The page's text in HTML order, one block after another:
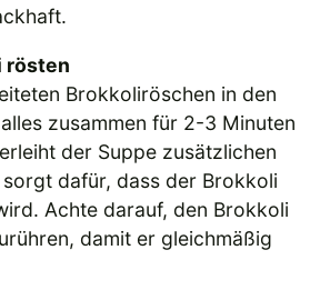
rösten
Brokkoliröschen in den
zusammen für 2-3 Minuten
der Suppe zusätzlichen
dafür, dass der Brokkoli
Achte darauf, den Brokkoli
damit er gleichmäßig